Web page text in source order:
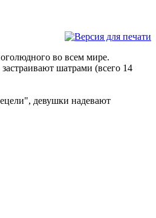
во всем мире.
шатрами (всего 14
девушки надевают